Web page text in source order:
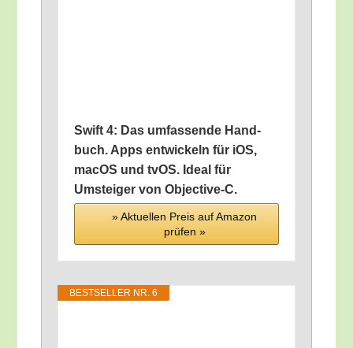
Swift 4: Das umfas­sen­de Hand­
buch. Apps ent­wi­ckeln für iOS,
macOS und tvOS. Ide­al für
Umstei­ger von Objective‑C.
» Aktu­el­len Preis auf Ama­zon
prü­fen »
BEST­SEL­LER NR. 6